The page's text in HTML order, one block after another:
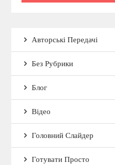
Авторські Передачі
Без Рубрики
Блог
Відео
Головний Слайдер
Готувати Просто